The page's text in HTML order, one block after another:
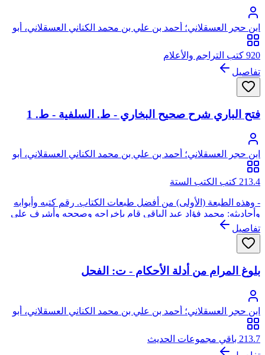
ابن حجر العسقلاني؛ أحمد بن علي بن محمد الكناني العسقلاني، أبو
الفضل، شهاب الدين، ابن حجر
920 كتب التراجم والأعلام
تفاصيل
فتح الباري شرح صحيح البخاري - ط. السلفية - ط. 1
ابن حجر العسقلاني؛ أحمد بن علي بن محمد الكناني العسقلاني، أبو
الفضل، شهاب الدين، ابن حجر
213.4 كتب الكتب الستة
- وهذه الطبعة (الأولى) من أفضل طبعات الكتاب. رقم كتبه وأبوابه
وأحاديثه: محمد فؤاد عبد الباقي قام بإخراجه وصححه وأشرف على
طبعه: محب الدين الخطيب عليه تعليقات العلامة: عبد العزيز بن عبد
الله بن باز
تفاصيل
بلوغ المرام من أدلة الأحكام - ت: الفحل
ابن حجر العسقلاني؛ أحمد بن علي بن محمد الكناني العسقلاني، أبو
الفضل، شهاب الدين، ابن حجر
213.7 باقي مجموعات الحديث